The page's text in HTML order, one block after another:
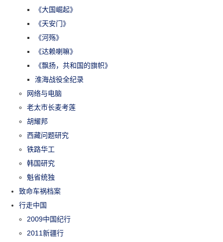
《大国崛起》
《天安门》
《河殇》
《达赖喇嘛》
《飘扬，共和国的旗帜》
淮海战役全纪录
网络与电脑
老太市长麦考莲
胡耀邦
西藏问题研究
铁路华工
韩国研究
魁省统独
致命车祸档案
行走中国
2009中国纪行
2011新疆行